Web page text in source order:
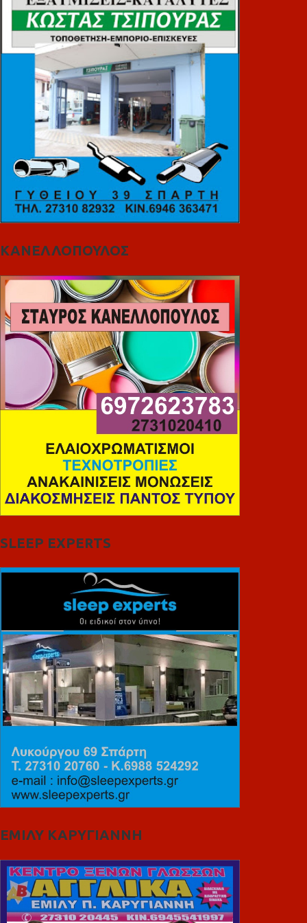
ΚΑΝΕΛΛΟΠΟΥΛΟΣ
SLEEP EXPERTS
ΕΜΙΛΥ ΚΑΡΥΓΙΑΝΝΗ